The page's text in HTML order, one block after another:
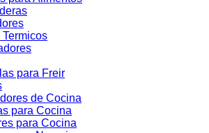
para Freir
de Cocina
para Cocina
para Cocina